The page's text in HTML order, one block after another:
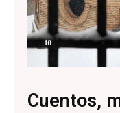
Cuentos,